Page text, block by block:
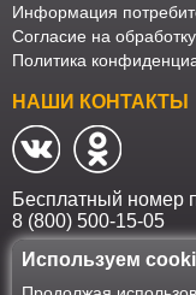
Информация
Согласие на
Политика
НАШИ КОНТАКТЫ
Бесплатный номер
8 (800) 500-15-05
Наш интернет-
Используем